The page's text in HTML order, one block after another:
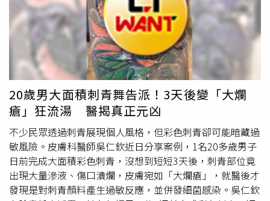
地居民也表示，在海邊生活多年，幾乎沒有見過如此大量海
魚被沖上岸的景象，因此特地前往體驗「趕海」，不僅能節
省買菜開銷，也難得見證颱風過後的特殊景象。還有不少遊
客專程開車前來拍照、撿魚，將現場變成另類打卡熱點。據
了解，這批金鯧魚全數來自附近海洋牧場的養殖網箱。由於
颱風帶來的狂風巨浪沖毀養殖設施，網箱破裂、框架受損，
大批已接近收成的金鯧魚逃逸，有些游回外海，有些則隨風
暴潮被沖上岸。對民眾而言是意外收穫，但對養殖戶卻造成
沉重損失，部分業者單次損失便高達數萬元人民幣。針對民
眾蜂擁至海邊撿魚，當地應急、漁業及疾控單位提醒，颱風
過後近海仍可能存在暗流、離岸流及尖銳雜物等危險，民眾
切勿赤腳進入灘塗。此外，長時間曝曬的海魚容易腐敗，且
受雨水及海水污染影響，可能滋生細菌，若處理或保存不
20歲男大面積刺青舞告派！3天後變「大爛
瘡」狂流湯 醫揭真正元凶
不少民眾透過刺青展現個人風格，但彩色刺青卻可能暗藏過
敏風險。皮膚科醫師吳仁欽近日分享案例，1名20多歲男子
日前完成大面積彩色刺青，沒想到短短3天後，刺青部位竟
出現大量滲液、傷口潰爛，皮膚宛如「大爛瘡」，就醫後才
發現是對刺青顏料產生過敏反應，並併發細菌感染。吳仁欽